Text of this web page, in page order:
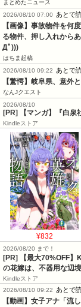
まとめたニュース
2026/08/10 07:00
あとで
【画像】事故物件を何
る物件、押し入れから
Дﾟ)))
はちま起稿
2026/08/10 09:22
あとで
【驚愕】岐阜県、意外
なんJクエスト
2026/08/10
[PR] 【マンガ】『白泉
Kindleストア
¥832
2026/08/20 まで！
[PR] 【最大70%OFF
の花嫁は、不器用な辺
Kindleストア
2026/08/10 09:22
あとで
【動画】女子アナ「